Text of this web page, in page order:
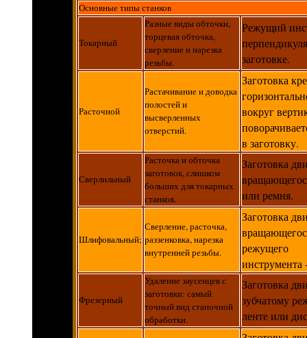
Основные типы станков
Токарный
Разные виды обточки,
торцевая обточка,
сверление и нарезка
резьбы.
Режущий
заготовке.
Расточной
Растачивание и доводка
полостей и
высверленных
отверстий.
Заготовка
вокруг
в заготовку.
Сверлильный
Расточка и обточка
заготовок, слишком
больших для токарных
станков.
Заготовка
или ремня.
Шлифовальный;
Сверление, расточка,
раззенковка, нарезка
внутренней резьбы.
Заготовка
режущего
инструмента
Фрезерный
Удаление заусенцев с
заготовки: самый
точный вид станочной
обработки.
Заготовка
зубчатому
ленте или